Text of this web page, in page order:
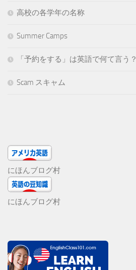
高校の各学年の名称
Summer Camps
「予約をする」は英語で何て言う？
Scam スキャム
にほんブログ村
にほんブログ村